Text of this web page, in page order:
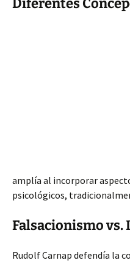
Diferentes
amplía al incorporar
psicológicos,
Falsacionismo
Rudolf Carnap defendía la